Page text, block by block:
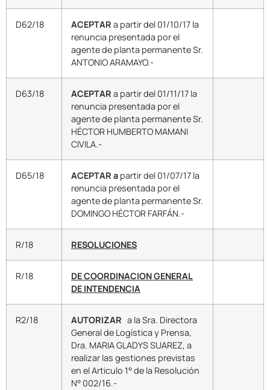
D62/18 ACEPTAR a partir del 01/10/17 la
renuncia presentada por el
agente de planta permanente Sr.
ANTONIO ARAMAYO.-
D63/18 ACEPTAR a partir del 01/11/17 la
renuncia presentada por el
agente de planta permanente Sr.
HÉCTOR HUMBERTO MAMANI
CIVILA.-
D65/18 ACEPTAR a partir del 01/07/17 la
renuncia presentada por el
agente de planta permanente Sr.
DOMINGO HÉCTOR FARFÁN.-
R/18 RESOLUCIONES
R/18
DE COORDINACION GENERAL
DE INTENDENCIA
R2/18 AUTORIZAR a la Sra. Directora
General de Logística y Prensa,
Dra. MARIA GLADYS SUAREZ, a
realizar las gestiones previstas
en el Articulo 1° de la Resolución
N° 002/16.-